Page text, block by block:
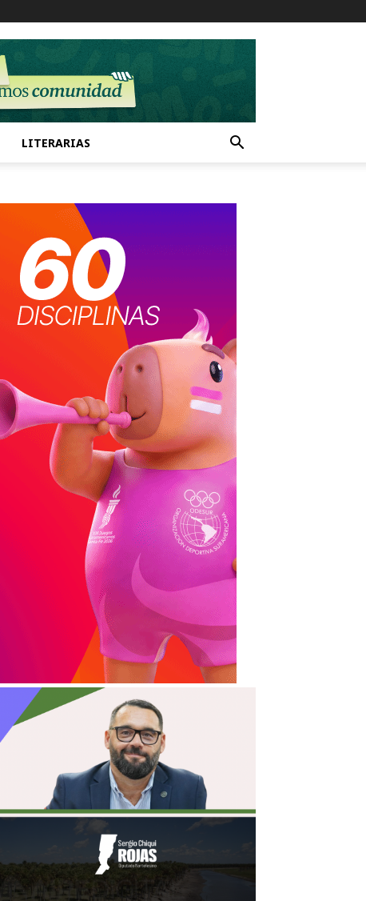
LITERARIAS